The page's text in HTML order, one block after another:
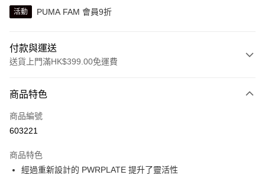
活動 PUMA FAM 會員9折
付款與運送
送貨上門滿HK$399.00免運費
信用卡
線上付款
Alipay, PayMe, WeChat Pay, UnionPay, FPS
送貨方式
商品特色
商品編號
603221
商品特色
經過重新設計的 PWRPLATE 提升了靈活性